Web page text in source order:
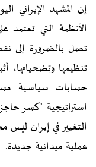
إن المشهد الإيراني
الأنظمة التي تعتمد
تصل بالضرورة إلى
تنظيمها وتضحياتها،
حسابات سياسية
استراتيجية "كسر
التغيير في إيران
عملية ميدانية جديدة.